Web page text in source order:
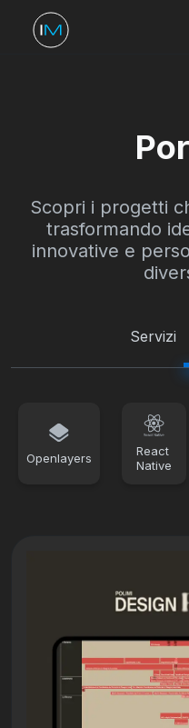
Scopri i progetti
trasformando
innovative e
Servizi
Openlayers
React
Native